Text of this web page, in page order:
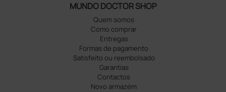
MUNDO DOCTOR SHOP
Quem somos
Como comprar
Entregas
Formas de pagamento
Satisfeito ou reembolsado
Garantias
Contactos
Novo armazém